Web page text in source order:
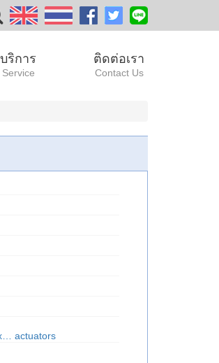
บริการ
Service
ติดต่อเรา
Contact Us
actuators